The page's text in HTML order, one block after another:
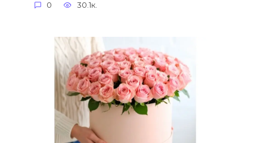
0 30.1к.